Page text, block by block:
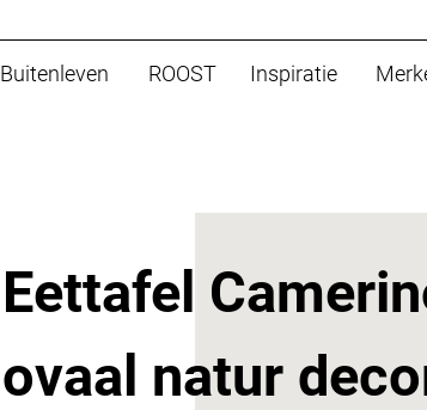
Buitenleven ROOST Inspiratie
Eettafel
ovaal natur